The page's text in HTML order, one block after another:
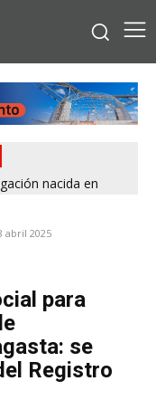
nacida en
abril 2025
para
se
Registro